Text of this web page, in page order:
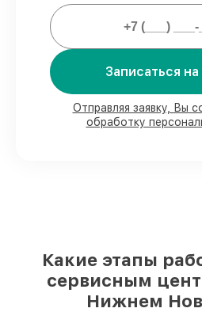
Мы гарантируем:
80%
присутствии
запчастей Viomi
в Нижнем
доставляются быстро
Записаться
Отправляя заявку, Вы
обработку
Какие этапы
сервисным
Нижнем